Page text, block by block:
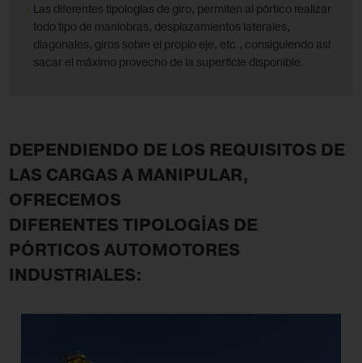
Las diferentes tipologías de giro, permiten al pórtico realizar
todo tipo de maniobras, desplazamientos laterales,
diagonales, giros sobre el propio eje, etc., consiguiendo así
sacar el máximo provecho de la superficie disponible.
DEPENDIENDO DE LOS REQUISITOS DE
LAS CARGAS A MANIPULAR,
OFRECEMOS
DIFERENTES TIPOLOGÍAS DE
PÓRTICOS AUTOMOTORES
INDUSTRIALES: